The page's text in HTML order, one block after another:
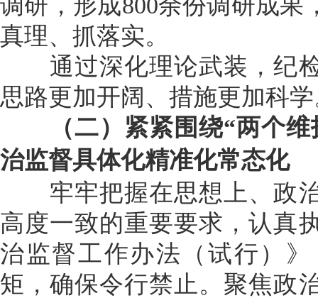
调研，形成800余份调研成果
真理、抓落实。
通过深化理论武装，纪检
思路更加开阔、措施更加科
（二）紧紧围绕“两个维
治监督具体化精准化常态化
牢牢把握在思想上、政治
高度一致的重要要求，认真
治监督工作办法（试行）
矩，确保令行禁止。聚焦政